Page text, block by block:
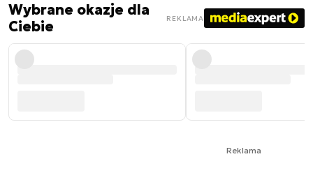
Wybrane okazje dla
Ciebie
REKLAMA
Reklama